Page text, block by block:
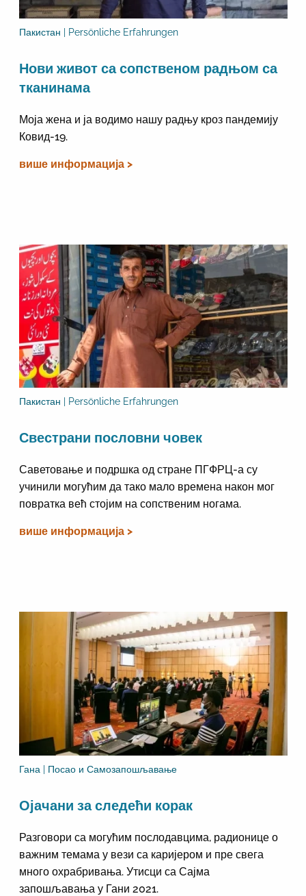
Пакистан | Persönliche Erfahrungen
Нови живот са сопственом радњом са
тканинама
Моја жена и ја водимо нашу радњу кроз пандемију
Ковид-19.
више информација >
Пакистан | Persönliche Erfahrungen
Свестрани пословни човек
Саветовање и подршка од стране ПГФРЦ-а су
учинили могућим да тако мало времена након мог
повратка већ стојим на сопственим ногама.
више информација >
Гана | Посао и Самозапошљавање
Ојачани за следећи корак
Разговори са могућим послодавцима, радионице о
важним темама у вези са каријером и пре свега
много охрабривања. Утисци са Сајма
запошљавања у Гани 2021.